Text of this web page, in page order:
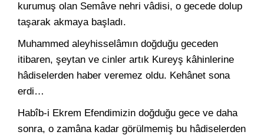
kurumuş olan Semâve nehri vâdisi, o gecede dolup
taşarak akmaya başladı.
Muhammed aleyhisselâmın doğduğu geceden
itibaren, şeytan ve cinler artık Kureyş kâhinlerine
hâdiselerden haber veremez oldu. Kehânet sona
erdi…
Habîb-i Ekrem Efendimizin doğduğu gece ve daha
sonra, o zamâna kadar görülmemiş bu hâdiselerden